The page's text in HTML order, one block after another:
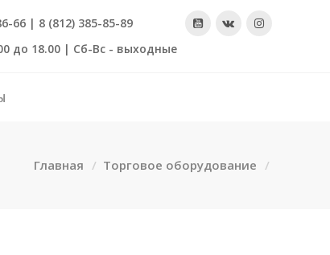
66 | 8 (812) 385-85-89
до 18.00 | Сб-Вс - выходные
Главная Торговое оборудование